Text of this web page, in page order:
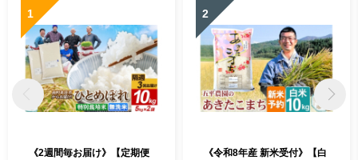
1
《2週間毎お届け》【定期便
2
《令和8年産 新米受付》【白